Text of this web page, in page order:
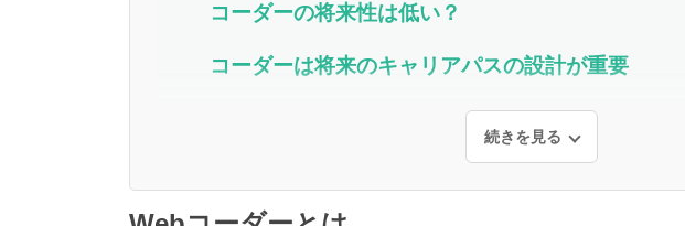
コーダーの将来性は低い？
コーダーは将来のキャリアパスの設計が重要
続きを見る